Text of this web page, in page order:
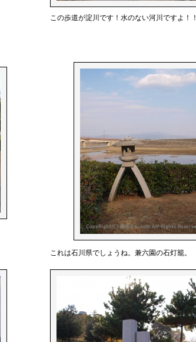
この歩道が淀川です！水のない河川ですよ！！
これは石川県でしょうね。兼六園の石灯籠。